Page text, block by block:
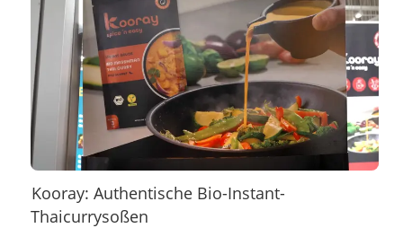
Kooray: Authentische Bio-Instant-
Thaicurrysoßen